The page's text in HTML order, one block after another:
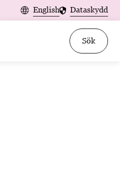
English Dataskydd
Sök